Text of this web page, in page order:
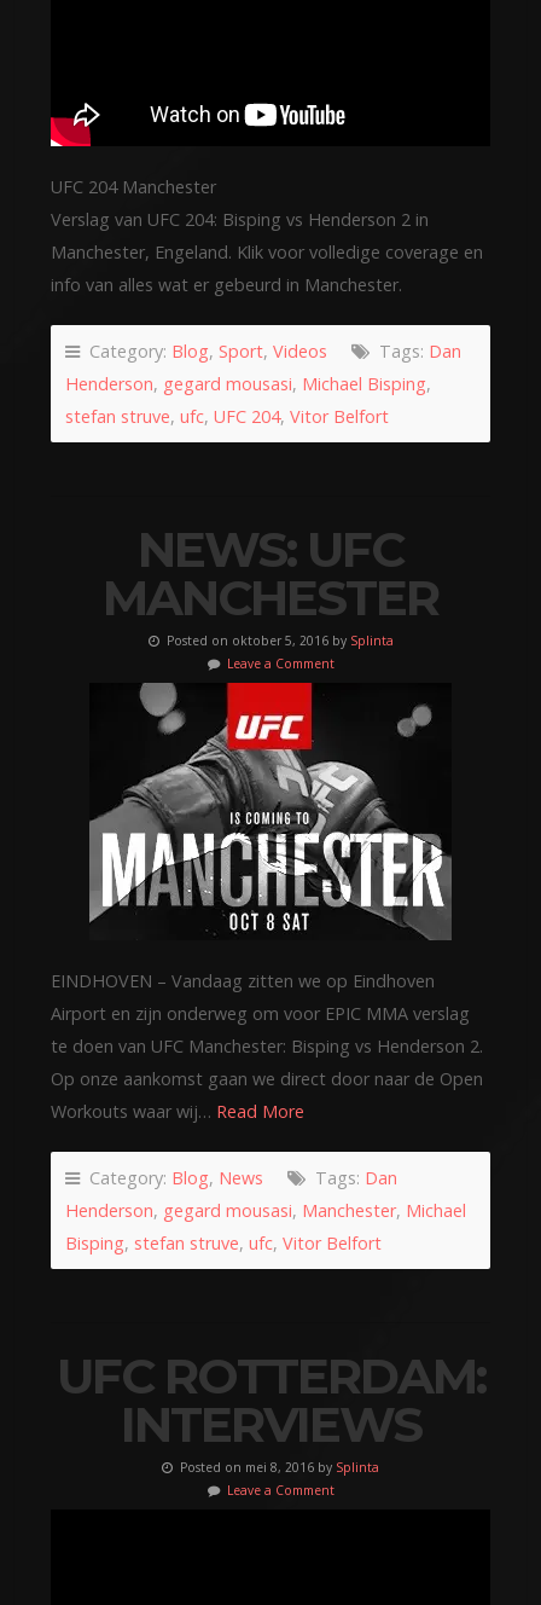
UFC 204 Manchester
Verslag van UFC 204: Bisping vs Henderson 2 in
Manchester, Engeland. Klik voor volledige coverage en
info van alles wat er gebeurd in Manchester.
Category: Blog, Sport, Videos Tags: Dan
Henderson, gegard mousasi, Michael Bisping,
stefan struve, ufc, UFC 204, Vitor Belfort
NEWS: UFC
MANCHESTER
Posted on oktober 5, 2016 by Splinta
Leave a Comment
EINDHOVEN – Vandaag zitten we op Eindhoven
Airport en zijn onderweg om voor EPIC MMA verslag
te doen van UFC Manchester: Bisping vs Henderson 2.
Op onze aankomst gaan we direct door naar de Open
Workouts waar wij… Read More
Category: Blog, News Tags: Dan
Henderson, gegard mousasi, Manchester, Michael
Bisping, stefan struve, ufc, Vitor Belfort
UFC ROTTERDAM:
INTERVIEWS
Posted on mei 8, 2016 by Splinta
Leave a Comment